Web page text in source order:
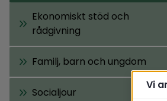
Ekonomiskt stöd och
rådgivning
Familj, barn och ungdom
Socialjour
Vi